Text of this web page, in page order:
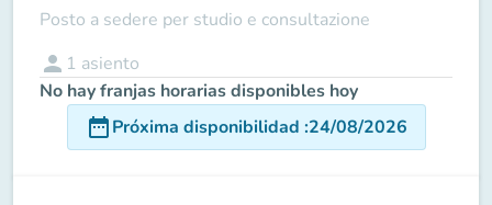
Posto a sedere per studio e consultazione
person 1 asiento
No hay franjas horarias disponibles hoy
date_rangePróxima disponibilidad :24/08/2026